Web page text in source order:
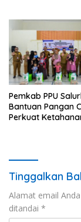
Pemkab PPU
Bantuan Pangan
Perkuat
Tinggalkan
Alamat email
ditandai *